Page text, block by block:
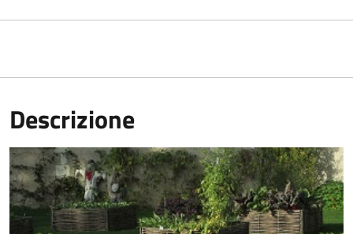
Descrizione